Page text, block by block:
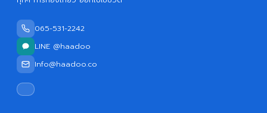
065-531-2242
LINE @haadoo
Info@haadoo.co